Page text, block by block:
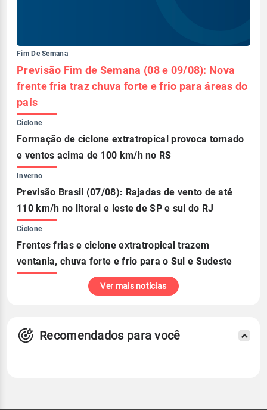
Fim De Semana
Previsão Fim de Semana (08 e 09/08): Nova
frente fria traz chuva forte e frio para áreas do
país
Ciclone
Formação de ciclone extratropical provoca tornado
e ventos acima de 100 km/h no RS
Inverno
Previsão Brasil (07/08): Rajadas de vento de até
110 km/h no litoral e leste de SP e sul do RJ
Ciclone
Frentes frias e ciclone extratropical trazem
ventania, chuva forte e frio para o Sul e Sudeste
Ver mais notícias
Recomendados para você